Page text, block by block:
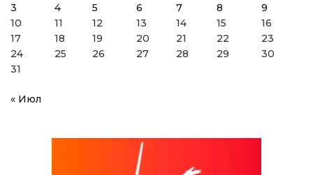
3
4 5 6 7 8
9
10
11 12 13 14 15
16
17
18 19 20 21 22
23
24
25 26 27 28 29
30
31
« Июл